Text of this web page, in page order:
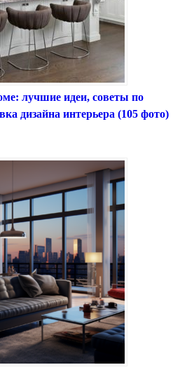
лучшие идеи, советы по
дизайна интерьера (105 фото)